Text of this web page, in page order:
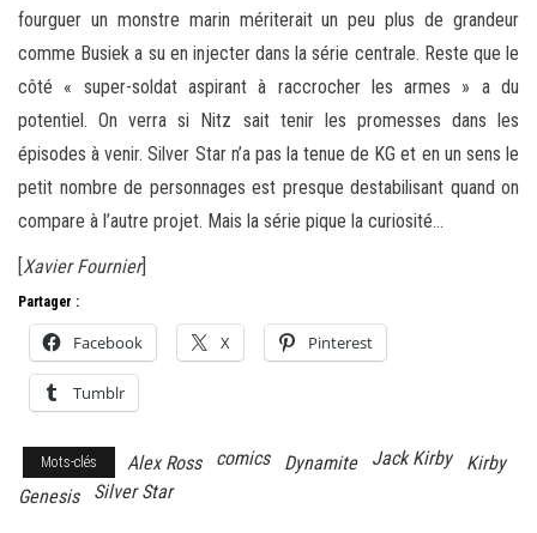
fourguer un monstre marin mériterait un peu plus de grandeur
comme Busiek a su en injecter dans la série centrale. Reste que le
côté « super-soldat aspirant à raccrocher les armes » a du
potentiel. On verra si Nitz sait tenir les promesses dans les
épisodes à venir. Silver Star n’a pas la tenue de KG et en un sens le
petit nombre de personnages est presque destabilisant quand on
compare à l’autre projet. Mais la série pique la curiosité…
[Xavier Fournier]
Partager :
Facebook X Pinterest
Tumblr
Mots-clés Alex Ross comics Dynamite Jack Kirby
Kirby
Genesis
Silver Star